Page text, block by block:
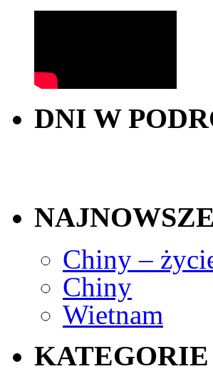
DNI W
Chiny –
Chiny
Wietnam
KATEGORIE